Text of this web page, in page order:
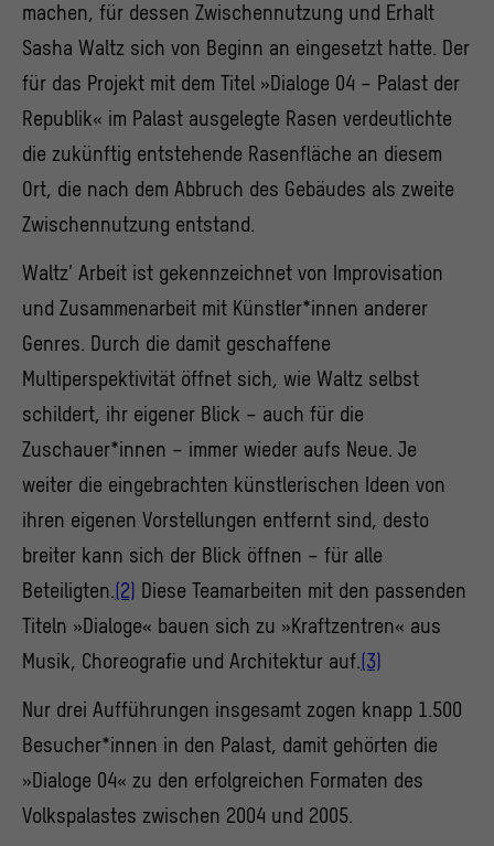
machen, für dessen Zwischennutzung und Erhalt
Sasha Waltz sich von Beginn an eingesetzt hatte. Der
für das Projekt mit dem Titel »Dialoge 04 – Palast der
Republik« im Palast ausgelegte Rasen verdeutlichte
die zukünftig entstehende Rasenfläche an diesem
Ort, die nach dem Abbruch des Gebäudes als zweite
Zwischennutzung entstand.
Waltz’ Arbeit ist gekennzeichnet von Improvisation
und Zusammenarbeit mit Künstler*innen anderer
Genres. Durch die damit geschaffene
Multiperspektivität öffnet sich, wie Waltz selbst
schildert, ihr eigener Blick – auch für die
Zuschauer*innen – immer wieder aufs Neue. Je
weiter die eingebrachten künstlerischen Ideen von
ihren eigenen Vorstellungen entfernt sind, desto
breiter kann sich der Blick öffnen – für alle
Beteiligten.(2) Diese Teamarbeiten mit den passenden
Titeln »Dialoge« bauen sich zu »Kraftzentren« aus
Musik, Choreografie und Architektur auf.(3)
Nur drei Aufführungen insgesamt zogen knapp 1.500
Besucher*innen in den Palast, damit gehörten die
»Dialoge 04« zu den erfolgreichen Formaten des
Volkspalastes zwischen 2004 und 2005.